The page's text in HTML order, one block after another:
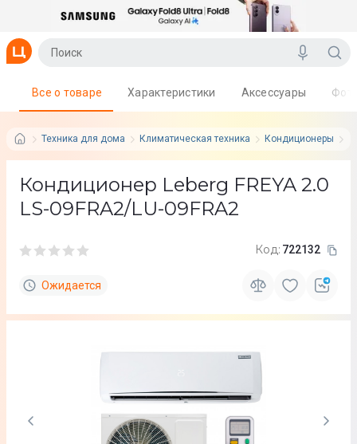
Техника для дома Климатическая техника Кондиционеры
Все о товаре Характеристики Аксессуары
Кондиционер Leberg FREYA 2.0
LS-09FRA2/LU-09FRA2
Код: 722132
Ожидается